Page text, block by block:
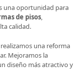
una oportunidad para
de pisos,
calidad.
una reforma
Mejoramos la
diseño más atractivo y